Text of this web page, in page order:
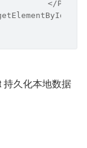
</
持久化本地数据